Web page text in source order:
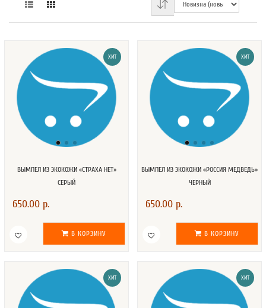
ХИТ
ВЫМПЕЛ ИЗ ЭКОКОЖИ «СТРАХА НЕТ»
СЕРЫЙ
650.00 р.
В КОРЗИНУ
ХИТ
ВЫМПЕЛ ИЗ ЭКОКОЖИ «РОССИЯ МЕДВЕДЬ»
ЧЕРНЫЙ
650.00 р.
В КОРЗИНУ
ХИТ ХИТ